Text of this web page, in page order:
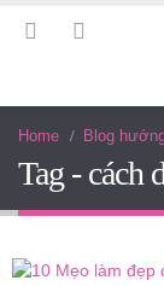
Home Blog
Tag - cách